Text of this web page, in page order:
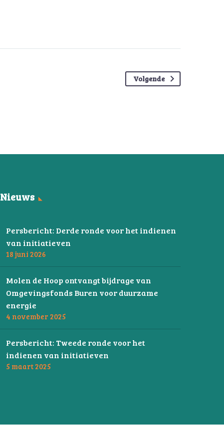
Volgende
Nieuws
Persbericht: Derde ronde voor het indienen
van initiatieven
18 juni 2026
Molen de Hoop ontvangt bijdrage van
Omgevingsfonds Buren voor duurzame
energie
4 november 2025
Persbericht: Tweede ronde voor het
indienen van initiatieven
5 maart 2025